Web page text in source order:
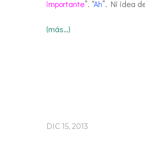
importante”. “Ah”. Ni idea
(más…)
DIC 15, 2013